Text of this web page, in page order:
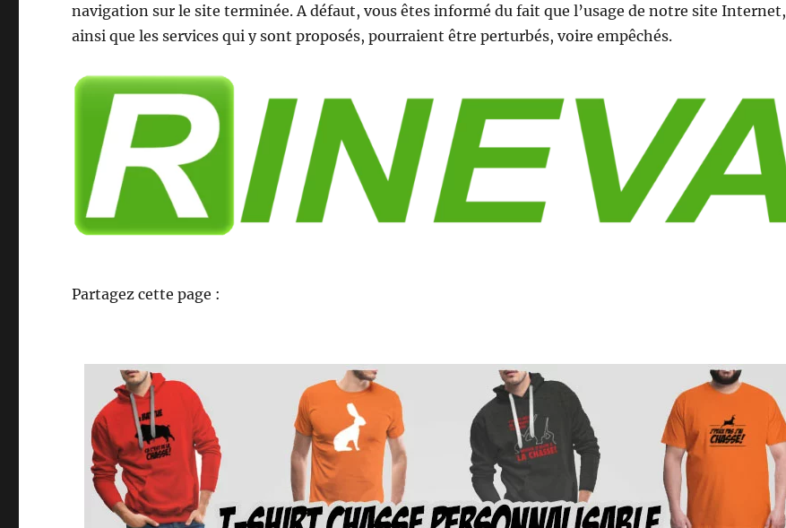
navigation sur le site terminée. A défaut, vous êtes informé du fait que l’usage de notre site Internet,
ainsi que les services qui y sont proposés, pourraient être perturbés, voire empêchés.
Partagez cette page :